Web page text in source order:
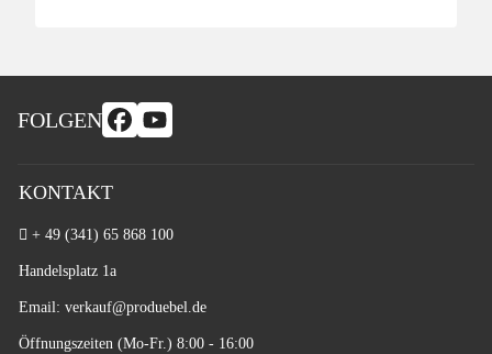
FOLGEN
KONTAKT
+ 49 (341) 65 868 100
Handelsplatz 1a
Email: verkauf@produebel.de
Öffnungszeiten (Mo-Fr.) 8:00 - 16:00